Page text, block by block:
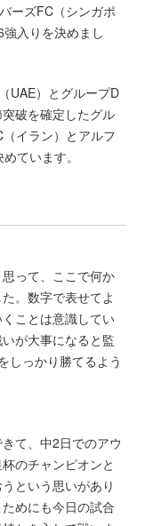
ーズFC（シンガポ
入りを決めまし
UAE）とグループD
破を確定したグル
イラン）とアルフ
ています。
って、ここで何か
。数字で表せてよ
ことは意識してい
が大事になると監
しっかり勝てるよう
て、中2日でのアウ
のチャンピオンと
という思いがあり
めにも今日の試合